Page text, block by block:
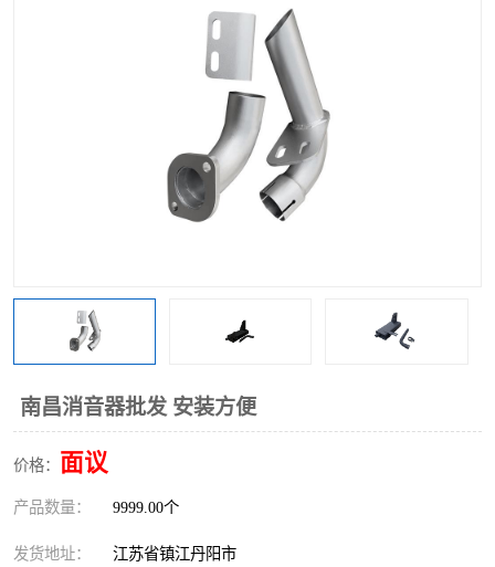
南昌消音器批发 安装方便
价格： 面议
产品数量： 9999.00个
发货地址： 江苏省镇江丹阳市